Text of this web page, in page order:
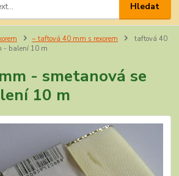
Hledat
~ taftová 40 mm s rexorem
taftová 40
- balení 10 m
- smetanová se
10 m